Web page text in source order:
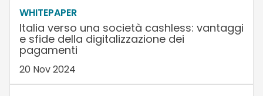
WHITEPAPER
Italia verso una società cashless: vantaggi
e sfide della digitalizzazione dei
pagamenti
20 Nov 2024